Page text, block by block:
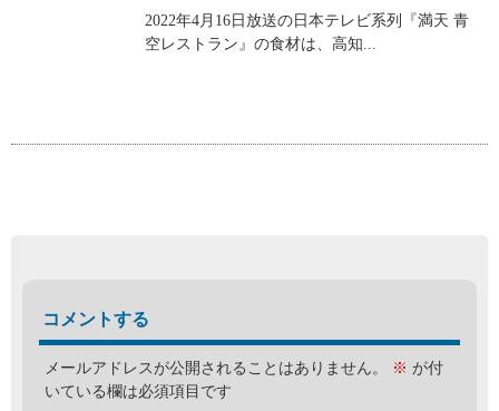
2022年4月16日放送の日本テレビ系列『満天 青
空レストラン』の食材は、高知...
コメントする
メールアドレスが公開されることはありません。 ※ が付
いている欄は必須項目です